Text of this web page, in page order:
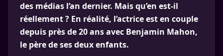
des médias l’an dernier. Mais qu’en est-il
réellement ? En réalité, l’actrice est en couple
depuis près de 20 ans avec Benjamin Mahon,
le père de ses deux enfants.